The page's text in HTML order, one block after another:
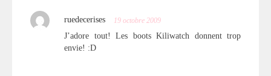
ruedecerises 19 octobre 2009
J’adore tout! Les boots Kiliwatch donnent trop
envie! :D